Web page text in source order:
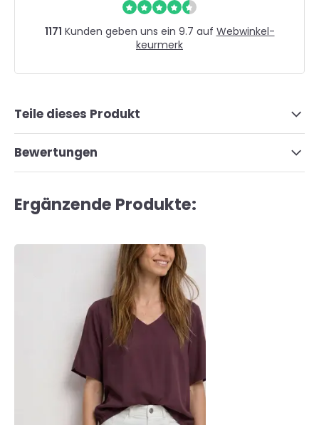
1171 Kunden geben uns ein 9.7 auf Webwinkel-
keurmerk
Teile dieses Produkt
Bewertungen
Ergänzende Produkte: